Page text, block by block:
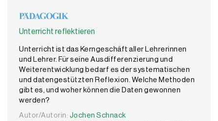
Unterricht reflektieren
Unterricht ist das Kerngeschäft aller Lehrerinnen
und Lehrer. Für seine Ausdifferenzierung und
Weiterentwicklung bedarf es der systematischen
und datengestützten Reflexion. Welche Methoden
gibt es, und woher können die Daten gewonnen
werden?
Autor/Autorin: Jochen Schnack
Autor/Autorin: Jochen Schnack